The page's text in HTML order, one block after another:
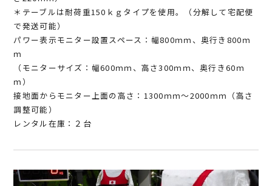
＊テーブルは耐荷重150ｋｇタイプを使用。（分解して宅配便
で発送可能）
パワー表示モニター設置スペース：幅800ｍｍ、奥行き800ｍ
ｍ
（モニターサイズ：幅600ｍｍ、高さ300ｍｍ、奥行き60ｍ
ｍ）
接地面からモニター上面の高さ：1300ｍｍ～2000ｍｍ（高さ
調整可能）
レンタル在庫：２台